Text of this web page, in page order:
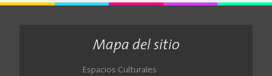
Mapa del sitio
Espacios Culturales